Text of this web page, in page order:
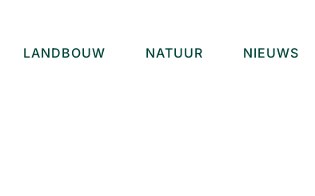
LANDBOUW NATUUR NIEUWS